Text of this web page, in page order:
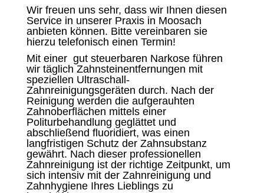
Wir freuen uns sehr, dass wir Ihnen diesen
Service in unserer Praxis in Moosach
anbieten können. Bitte vereinbaren sie
hierzu telefonisch einen Termin!
Mit einer gut steuerbaren Narkose führen
wir täglich Zahnsteinentfernungen mit
speziellen Ultraschall-
Zahnreinigungsgeräten durch. Nach der
Reinigung werden die aufgerauhten
Zahnoberflächen mittels einer
Politurbehandlung geglättet und
abschließend fluoridiert, was einen
langfristigen Schutz der Zahnsubstanz
gewährt. Nach dieser professionellen
Zahnreinigung ist der richtige Zeitpunkt, um
sich intensiv mit der Zahnreinigung und
Zahnhygiene Ihres Lieblings zu